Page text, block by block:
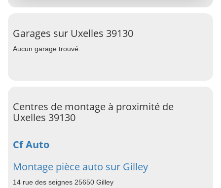
Garages sur Uxelles 39130
Aucun garage trouvé.
Centres de montage à proximité de
Uxelles 39130
Cf Auto
Montage pièce auto sur Gilley
14 rue des seignes 25650 Gilley